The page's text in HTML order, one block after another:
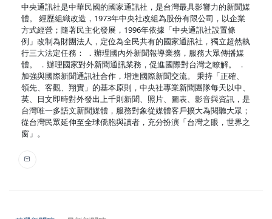
中央通訊社是中華民國的國家通訊社，是台灣最具影響力的新聞媒
體。 經歷組織改造，1973年中央社改組為股份有限公司，以企業
方式經營；隨著民主化發展，1996年依據「中央通訊社設置條
例」改制為財團法人，定位為全民共有的國家通訊社，獨立超然執
行三大法定任務： ．辦理國內外新聞報導業務，服務大眾傳播媒
體。 ．辦理國家對外新聞通訊業務，促進國際對台灣之瞭解。 ．
加強與國際新聞通訊社合作，增進國際新聞交流。 秉持「正確、
領先、客觀、翔實」的基本原則，中央社專業新聞團隊每天以中、
英、日文即時對外發出上千則新聞、照片、圖表、影音與資訊，是
台灣唯一多語文新聞媒體，服務對象從媒體客戶擴大為閱聽大眾；
從台灣民眾延伸至全球僑胞與讀者，充分扮演「台灣之眼，世界之
窗」。